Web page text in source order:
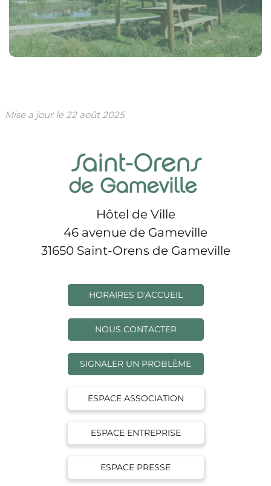
Mise a jour le22 août 2025
Hôtel de Ville
46 avenue de Gameville
31650 Saint-Orens de Gameville
HORAIRES D'ACCUEIL
NOUS CONTACTER
SIGNALER UN PROBLÈME
ESPACE ASSOCIATION
ESPACE ENTREPRISE
ESPACE PRESSE